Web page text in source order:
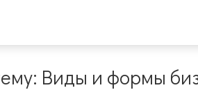
Виды и формы